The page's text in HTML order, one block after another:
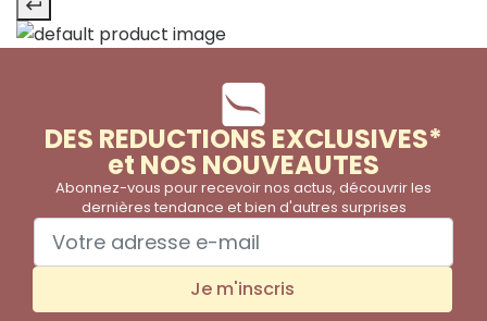
DES REDUCTIONS EXCLUSIVES*
et NOS NOUVEAUTES
Abonnez-vous pour recevoir nos actus, découvrir les
dernières tendance et bien d'autres surprises
Je m'inscris